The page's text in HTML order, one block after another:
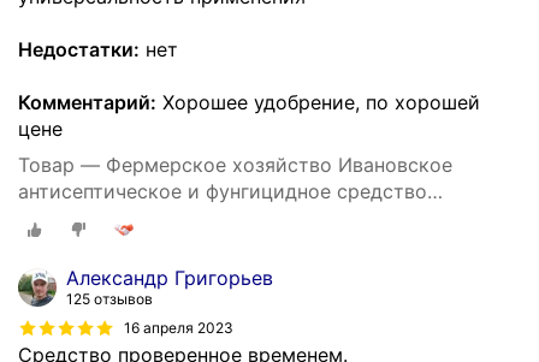
Недостатки: нет
Комментарий: Хорошее удобрение, по хорошей
цене
Товар — Фермерское хозяйство Ивановское
антисептическое и фунгицидное средство
Железный купорос, 300 г
Александр Григорьев
125 отзывов
16 апреля 2023
Средство проверенное временем.